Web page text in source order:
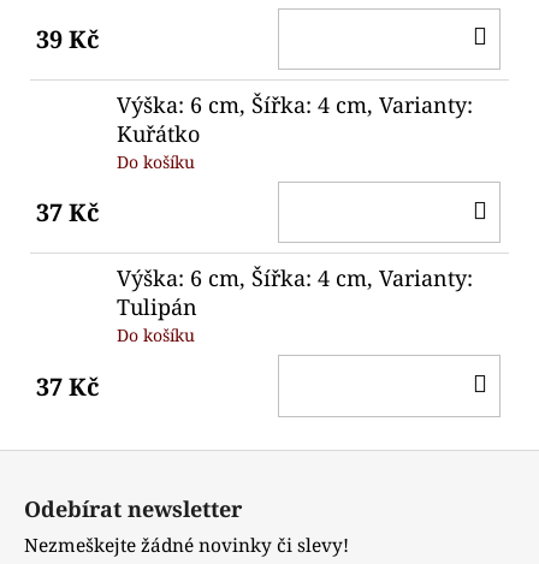
39 Kč
Výška: 6 cm, Šířka: 4 cm, Varianty:
Kuřátko
Do košíku
37 Kč
Výška: 6 cm, Šířka: 4 cm, Varianty:
Tulipán
Do košíku
37 Kč
Z
Odebírat newsletter
Nezmeškejte žádné novinky či slevy!